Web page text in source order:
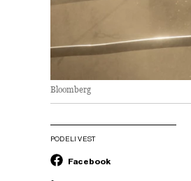
Bloomberg
PODELI VEST
Facebook